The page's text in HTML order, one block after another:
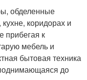
обделенные
коридорах и
прибегая к
мебель и
бытовая техника
до